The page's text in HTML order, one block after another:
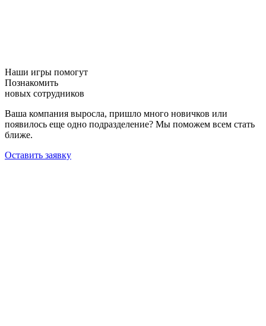
Наши игры помогут
Познакомить
новых сотрудников
Ваша компания выросла, пришло много новичков или
появилось еще одно подразделение? Мы поможем всем стать
ближе.
Оставить заявку